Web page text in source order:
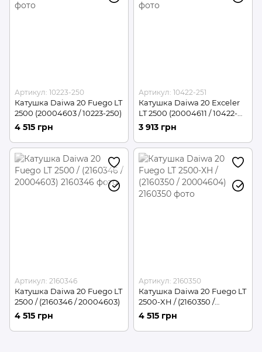
Артикул: 10223-250
Катушка Daiwa 20 Fuego LT
2500 (20004603 / 10223-250)
4 515 грн
Артикул: 10422-251
Катушка Daiwa 20 Exceler
LT 2500 (20004611 / 10422-
251)
3 913 грн
Артикул: 2160346
Катушка Daiwa 20 Fuego LT
2500 / (2160346 / 20004603)
4 515 грн
Артикул: 2160350
Катушка Daiwa 20 Fuego LT
2500-XH / (2160350 /
20004604)
4 515 грн